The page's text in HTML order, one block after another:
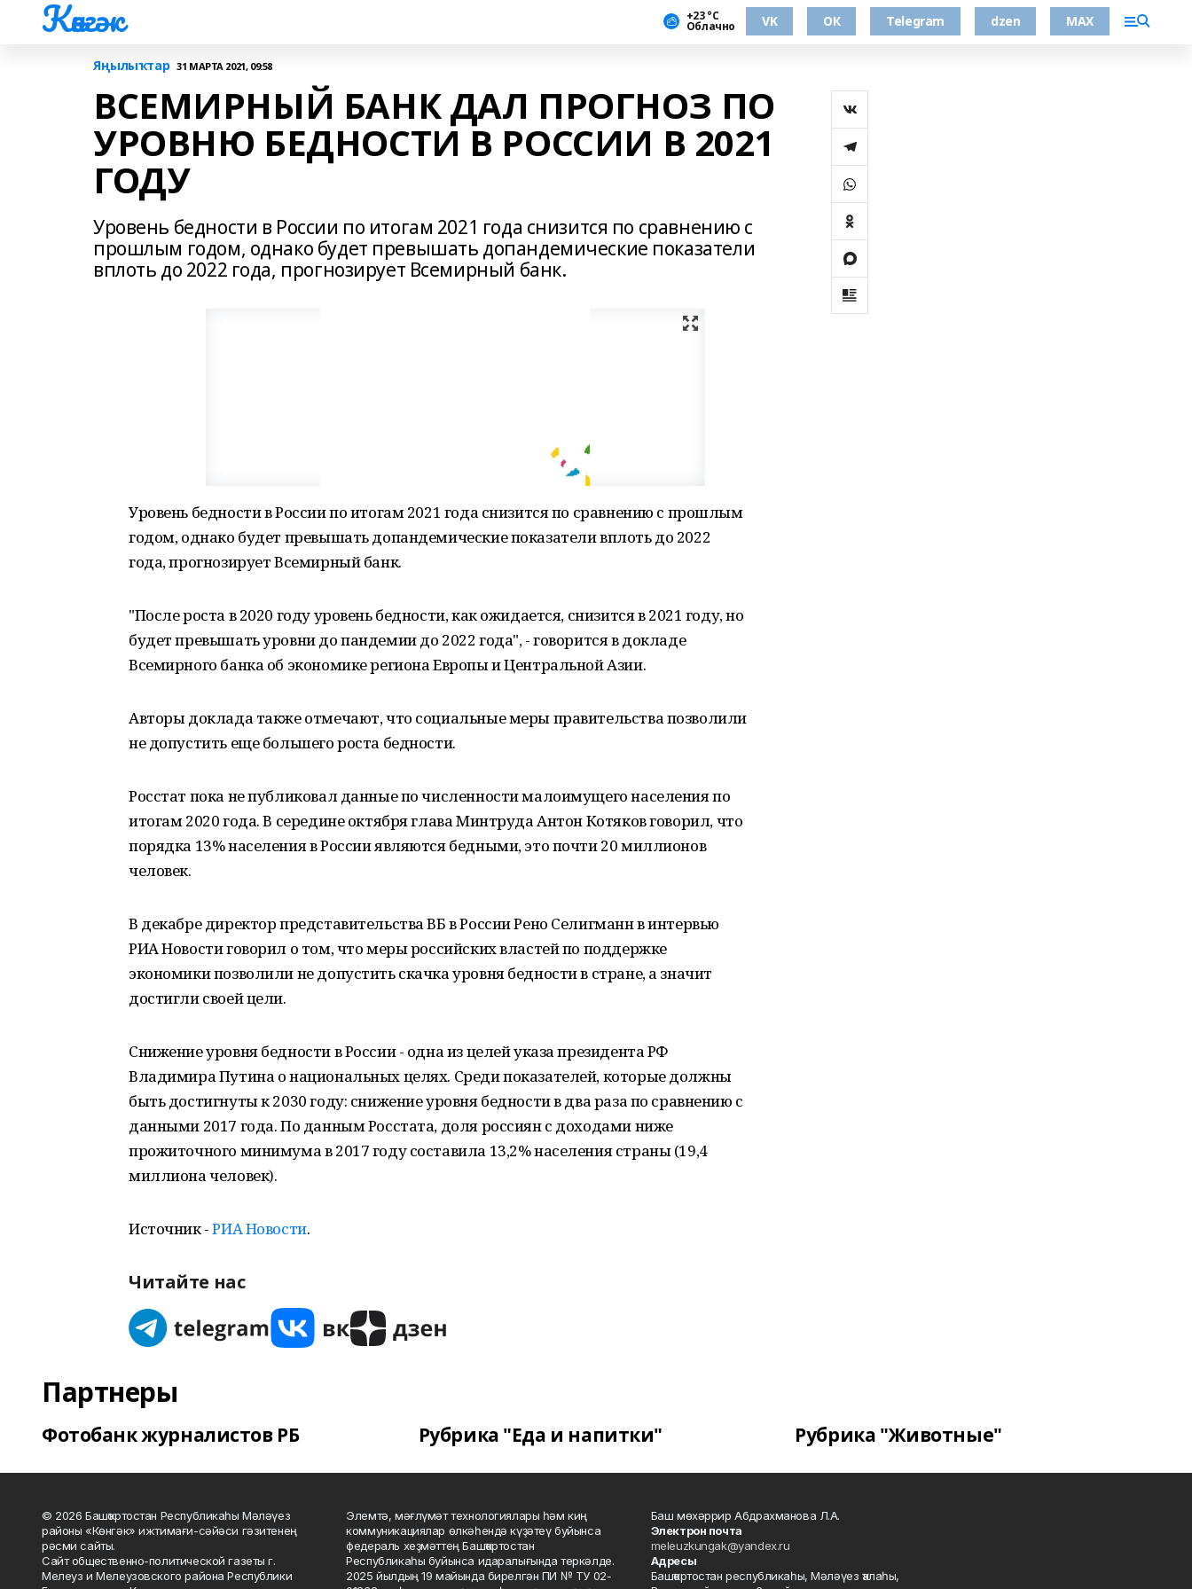
Көнгәк +23 °С
Облачно VK ОК Telegram dzen MAX
Яңылыҡтар 31 МАРТА 2021, 09:58
ВСЕМИРНЫЙ БАНК ДАЛ ПРОГНОЗ ПО
УРОВНЮ БЕДНОСТИ В РОССИИ В 2021
ГОДУ
Уровень бедности в России по итогам 2021 года снизится по сравнению с
прошлым годом, однако будет превышать допандемические показатели
вплоть до 2022 года, прогнозирует Всемирный банк.
Уровень бедности в России по итогам 2021 года снизится по сравнению с прошлым
годом, однако будет превышать допандемические показатели вплоть до 2022
года, прогнозирует Всемирный банк.
"После роста в 2020 году уровень бедности, как ожидается, снизится в 2021 году, но
будет превышать уровни до пандемии до 2022 года", - говорится в докладе
Всемирного банка об экономике региона Европы и Центральной Азии.
Авторы доклада также отмечают, что социальные меры правительства позволили
не допустить еще большего роста бедности.
Росстат пока не публиковал данные по численности малоимущего населения по
итогам 2020 года. В середине октября глава Минтруда Антон Котяков говорил, что
порядка 13% населения в России являются бедными, это почти 20 миллионов
человек.
В декабре директор представительства ВБ в России Рено Селигманн в интервью
РИА Новости говорил о том, что меры российских властей по поддержке
экономики позволили не допустить скачка уровня бедности в стране, а значит
достигли своей цели.
Снижение уровня бедности в России - одна из целей указа президента РФ
Владимира Путина о национальных целях. Среди показателей, которые должны
быть достигнуты к 2030 году: снижение уровня бедности в два раза по сравнению с
данными 2017 года. По данным Росстата, доля россиян с доходами ниже
прожиточного минимума в 2017 году составила 13,2% населения страны (19,4
миллиона человек).
Источник -РИА Новости.
Читайте нас
Партнеры
Фотобанк журналистов РБ Рубрика "Еда и напитки" Рубрика "Животные"
© 2026 Башҡортостан Республикаһы Мәләүез
районы «Көнгәк» ижтимағи-сәйәси гәзитенең
рәсми сайты.
Сайт общественно-политической газеты г.
Мелеуз и Мелеузовского района Республики
Элемтә, мәғлүмәт технологиялары һәм киң
коммуникациялар өлкәһендә күҙәтеү буйынса
федераль хеҙмәттең Башҡортостан
Республикаһы буйынса идаралығында теркәлде.
2025 йылдың 19 майында бирелгән ПИ № ТУ 02-
Баш мөхәррир Абдрахманова Л.А.
Электрон почта
meleuzkungak@yandex.ru
Адресы
Башҡортостан республикаһы, Мәләүез ҡалаһы,